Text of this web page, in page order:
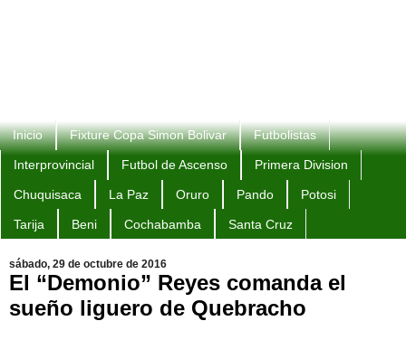
Inicio Fixture Copa Simon Bolivar Futbolistas
Interprovincial Futbol de Ascenso Primera Division
Chuquisaca La Paz Oruro Pando Potosi
Tarija Beni Cochabamba Santa Cruz
sábado, 29 de octubre de 2016
El “Demonio” Reyes comanda el
sueño liguero de Quebracho